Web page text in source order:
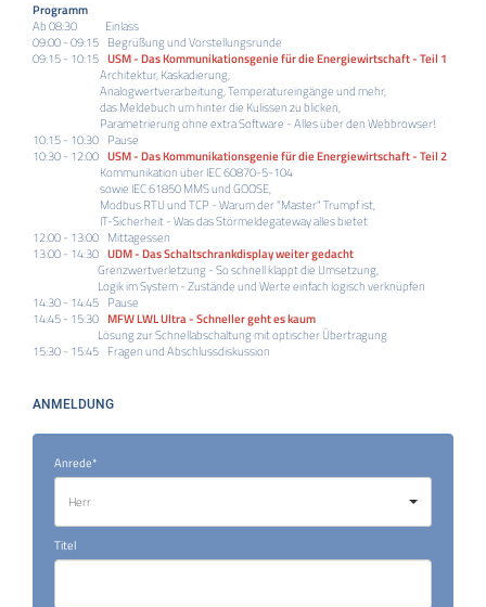
Programm
Ab 08:30 Einlass
09:00 - 09:15 Begrüßung und Vorstellungsrunde
09:15 - 10:15 USM - Das Kommunikationsgenie für die Energiewirtschaft - Teil 1
Architektur, Kaskadierung,
Analogwertverarbeitung, Temperatureingänge und mehr,
das Meldebuch um hinter die Kulissen zu blicken,
Parametrierung ohne extra Software - Alles über den Webbrowser!
10:15 - 10:30 Pause
10:30 - 12:00 USM - Das Kommunikationsgenie für die Energiewirtschaft - Teil 2
Kommunikation über IEC 60870-5-104
sowie IEC 61850 MMS und GOOSE,
Modbus RTU und TCP - Warum der "Master" Trumpf ist,
IT-Sicherheit - Was das Störmeldegateway alles bietet
12:00 - 13:00 Mittagessen
13:00 - 14:30 UDM - Das Schaltschrankdisplayweiter gedacht
Grenzwertverletzung - So schnell klappt die Umsetzung,
Logik im System - Zustände und Werte einfach logisch verknüpfen
14:30 - 14:45 Pause
14:45 - 15:30 MFW LWL Ultra - Schneller geht es kaum
Lösung zur Schnellabschaltung mit optischer Übertragung
15:30 - 15:45 Fragen und Abschlussdiskussion
ANMELDUNG
Anrede*
Herr
Titel